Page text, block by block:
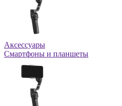
Аксессуары
Смартфоны и планшеты